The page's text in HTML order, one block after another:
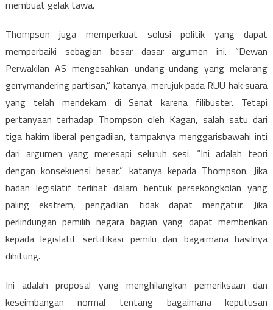
membuat gelak tawa.
Thompson juga memperkuat solusi politik yang dapat
memperbaiki sebagian besar dasar argumen ini. “Dewan
Perwakilan AS mengesahkan undang-undang yang melarang
gerrymandering partisan,” katanya, merujuk pada RUU hak suara
yang telah mendekam di Senat karena filibuster. Tetapi
pertanyaan terhadap Thompson oleh Kagan, salah satu dari
tiga hakim liberal pengadilan, tampaknya menggarisbawahi inti
dari argumen yang meresapi seluruh sesi. “Ini adalah teori
dengan konsekuensi besar,” katanya kepada Thompson. Jika
badan legislatif terlibat dalam bentuk persekongkolan yang
paling ekstrem, pengadilan tidak dapat mengatur. Jika
perlindungan pemilih negara bagian yang dapat memberikan
kepada legislatif sertifikasi pemilu dan bagaimana hasilnya
dihitung.
Ini adalah proposal yang menghilangkan pemeriksaan dan
keseimbangan normal tentang bagaimana keputusan